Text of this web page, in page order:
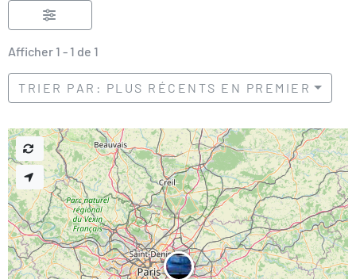
Afficher 1 - 1 de 1
TRIER PAR: PLUS RÉCENTS EN PREMIER